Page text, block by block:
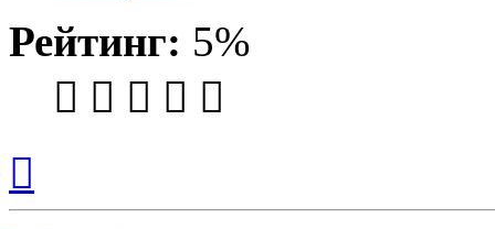
Рейтинг: 5%
началу